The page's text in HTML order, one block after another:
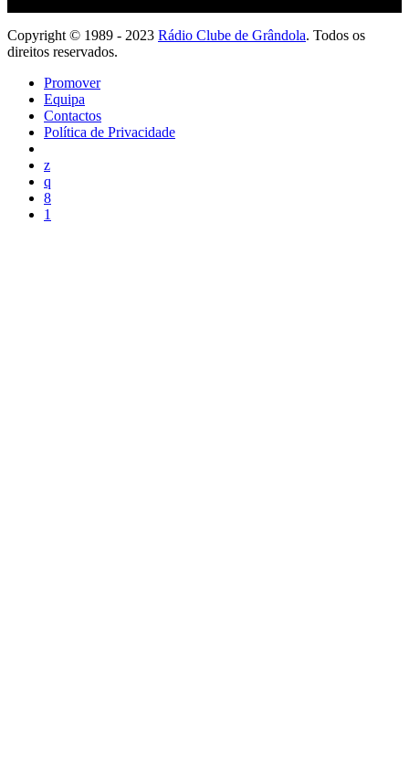
Copyright © 1989 - 2023 Rádio Clube de Grândola. Todos os
direitos reservados.
Promover
Equipa
Contactos
Política de Privacidade